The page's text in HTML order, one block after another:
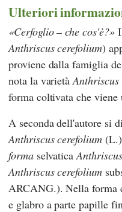
Ulteriori
Cerfoglio – che cos'è?
Anthriscus cerefolium)
proviene dalla famiglia
nota la varietàAnthriscus
forma coltivata che viene
A seconda dell'autore si
Anthriscus cerefolium(L.)
formaselvatica
Anthriscus cerefolium
ARCANG.). Nella
e glabro a parte papille